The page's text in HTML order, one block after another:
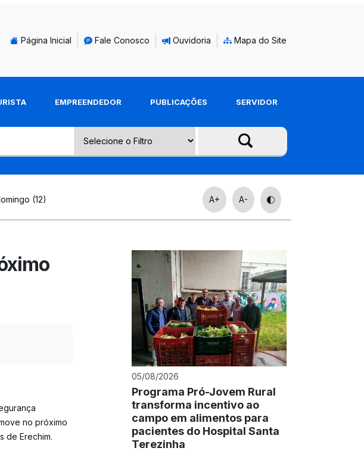
Página Inicial Fale Conosco Ouvidoria Mapa do Site
EMPREENDEDOR PUBLICAÇÕES SERVIDOR
(12) A+ A-
no próximo
de Erechim.
05/08/2026
Programa Pró-Jovem Rural
transforma incentivo ao
campo em alimentos para
pacientes do Hospital Santa
Terezinha